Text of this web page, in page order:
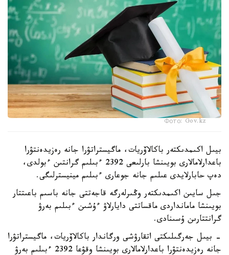
Фото: Gov.kz
بيىل اكىمدىكتەر باكالاۆريات، ماگيستراتۋرا جانە رەزيدەنتۋرا
باعدارلامالارى بويىنشا بارلىعى 2392 ءبىلىم گرانتىن ءبولدى،
دەپ حابارلايدى عىلىم جانە جوعارى ءبىلىم مينيسترلىگى.
جىل سايىن اكىمدىكتەر وڭىرلەرگە قاجەتتى جانە باسىم باعىتتار
بويىنشا مامانداردى ماقساتتى دايارلاۋ ءۇشىن ءبىلىم بەرۋ
گرانتتارىن ۇسىنادى.
- بيىل جەرگىلىكتى اتقارۋشى ورگاندار باكالاۆريات، ماگيستراتۋرا
جانە رەزيدەنتۋرا باعدارلامالارى بويىنشا وقۋعا 2392 ءبىلىم بەرۋ